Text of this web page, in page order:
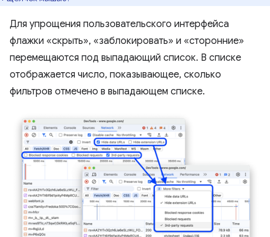
Для упрощения пользовательского интерфейса
флажки «скрыть», «заблокировать» и «сторонние»
перемещаются под выпадающий список. В списке
отображается число, показывающее, сколько
фильтров отмечено в выпадающем списке.